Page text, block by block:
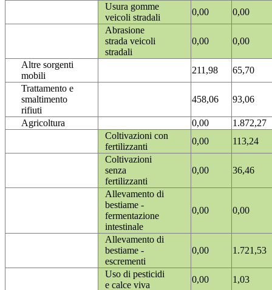
Usura gomme
veicoli stradali
0,00
0,00
Abrasione
strada veicoli
stradali
0,00 0,00
Altre sorgenti
mobili
211,98
65,70
Trattamento e
smaltimento
rifiuti
458,06 93,06
Agricoltura 0,00
1.872,27
Coltivazioni con
fertilizzanti
0,00
113,24
Coltivazioni
senza
fertilizzanti
0,00 36,46
Allevamento di
bestiame -
fermentazione
intestinale
0,00 0,00
Allevamento di
bestiame -
escrementi
0,00 1.721,53
Uso di pesticidi
e calce viva
0,00 1,03